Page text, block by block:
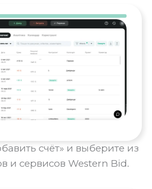
счёт» и выберите из
и сервисов Western Bid.